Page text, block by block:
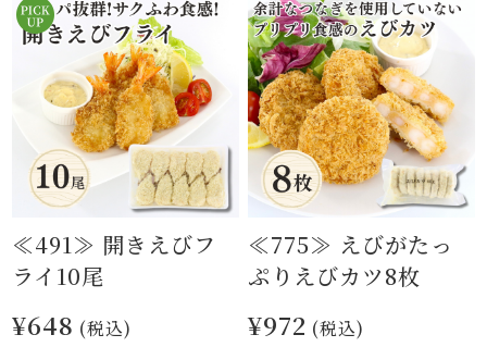
≪491≫ 開きえびフ
ライ10尾
¥648 (税込)
≪775≫ えびがたっ
ぷりえびカツ8枚
¥972 (税込)